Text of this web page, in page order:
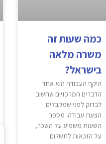
כמה שעות זה
משרה מלאה
בישראל?
היקף העבודה הוא אחד
הדברים המרכזיים שחשוב
לבדוק לפני שמקבלים
הצעת עבודה. מספר
השעות משפיע על השכר,
על הזכאות לתשלום